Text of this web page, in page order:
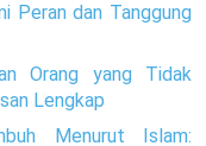
Peran dan Tanggung
Orang yang Tidak
Lengkap
Menurut Islam: